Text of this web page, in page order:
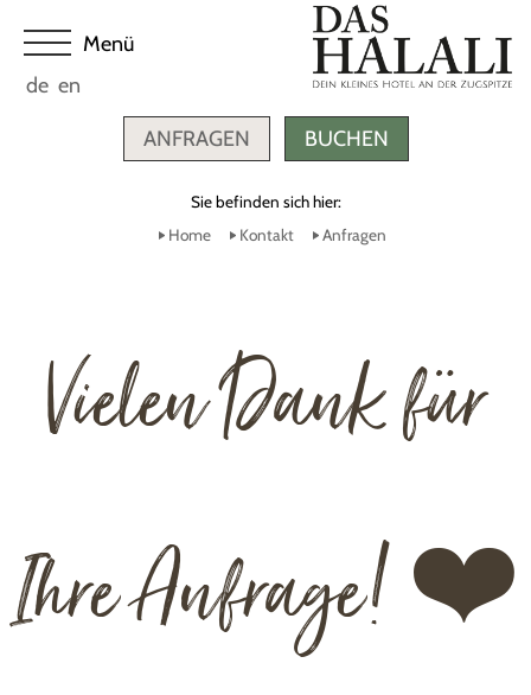
de en
ANFRAGEN BUCHEN
Sie befinden sich hier:
Home
Kontakt Anfragen
Vielen Dank für
Ihre Anfrage! ❤️